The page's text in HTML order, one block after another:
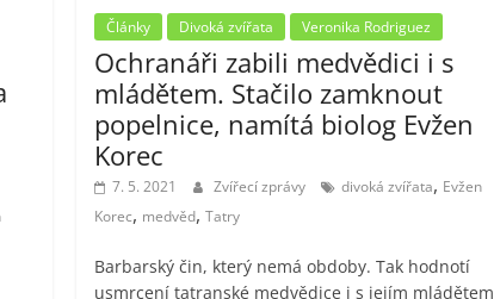
Články Divoká zvířata Veronika Rodriguez
Ochranáři zabili medvědici i s
mládětem. Stačilo zamknout
popelnice, namítá biolog Evžen
Korec
7. 5. 2021 Zvířecí zprávy divoká zvířata, Evžen
Korec, medvěd,Tatry
Barbarský čin, který nemá obdoby. Tak hodnotí
usmrcení tatranské medvědice i s jejím mládětem